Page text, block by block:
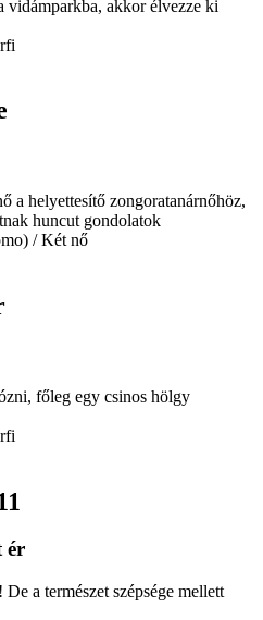
vidámparkba, akkor élvezze ki
a helyettesítő zongoratanárnőhöz,
huncut gondolatok
/ Két nő
főleg egy csinos hölgy
ér
a természet szépsége mellett